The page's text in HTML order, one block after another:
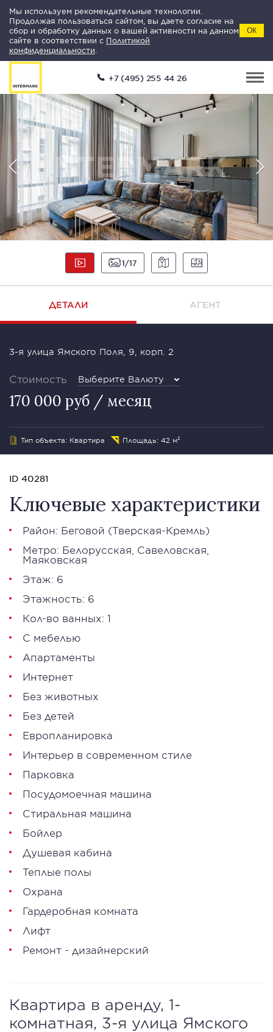
Мы используем рекомендательные технологии.
Продолжая пользоваться сайтом, вы даете согласие на
сбор и обработку данных о вашей активности на данном
сайте в соответствии с Политикой
конфиденциальности
ОК
+7 (495) 255 44 26
1 17
ДЕТАЛИ АГЕНТ
3-я улица Ямского Поля, 9, корп. 2
Стоимость Выберите Валюту
170 000 руб / месяц
Тип объекта: Квартира Площадь: 42 м²
ID 40281
Ключевые характеристики
Район: Беговой (Тверская-Кремль)
Метро: Белорусская Савеловская
Маяковская
Этаж: 6
Этажность: 6
Кол-во ванных: 1
С мебелью
Апартаменты
Интернет
Без животных
Без детей
Европланировка
Интерьер в современном стиле
Парковка
Посудомоечная машина
Стиральная машина
Бойлер
Душевая кабина
Теплые полы
Охрана
Гардеробная комната
Лифт
Ремонт - дизайнерский
Квартира в аренду, 1-
комнатная, 3-я улица Ямского